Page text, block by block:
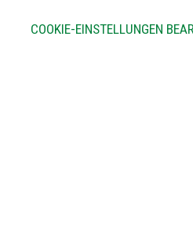
COOKIE-EINSTELLUNGEN